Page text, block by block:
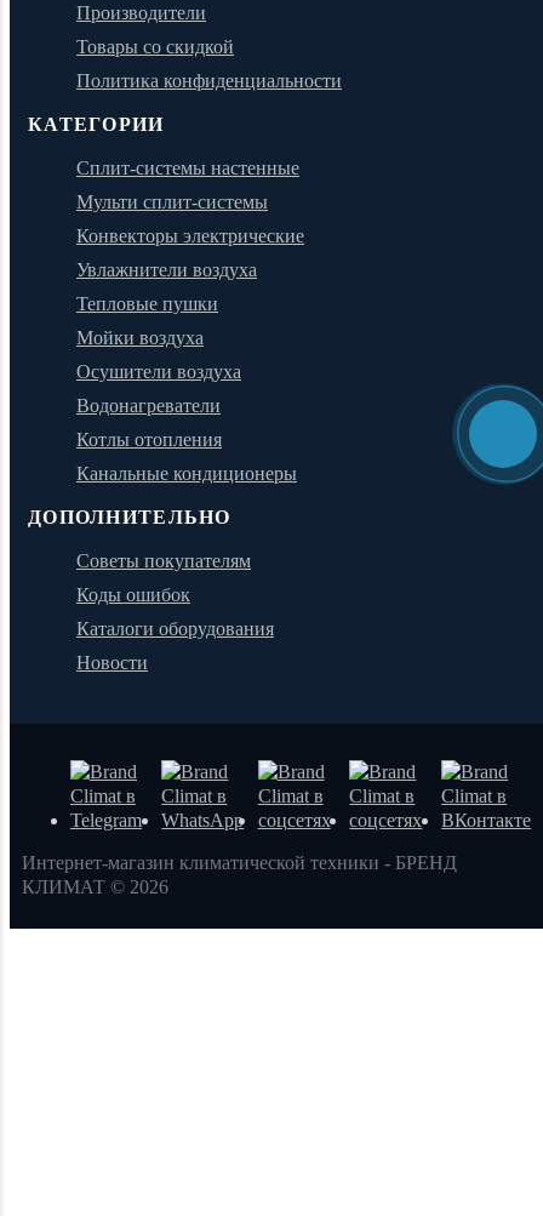
Производители
Товары со скидкой
Политика конфиденциальности
КАТЕГОРИИ
Сплит-системы настенные
Мульти сплит-системы
Конвекторы электрические
Увлажнители воздуха
Тепловые пушки
Мойки воздуха
Осушители воздуха
Водонагреватели
Котлы отопления
Канальные кондиционеры
ДОПОЛНИТЕЛЬНО
Советы покупателям
Коды ошибок
Каталоги оборудования
Новости
Интернет-магазин климатической техники - БРЕНД
КЛИМАТ © 2026